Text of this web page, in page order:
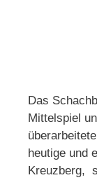
Das
Mittelspiel
heutige und
Kreuzberg,